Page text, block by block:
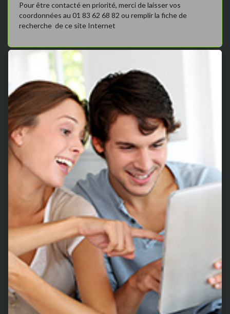
Pour être contacté en priorité, merci de laisser vos
coordonnées au 01 83 62 68 82 ou remplir la fiche de
recherche de ce site Internet